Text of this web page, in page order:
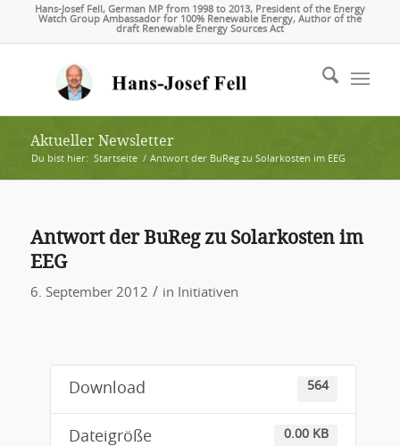
Hans-Josef Fell, German MP from 1998 to 2013, President of the Energy
Watch Group Ambassador for 100% Renewable Energy, Author of the
draft Renewable Energy Sources Act
Aktueller Newsletter
Du bist hier: Startseite / Antwort der BuReg zu Solarkosten im EEG
Antwort der BuReg zu Solarkosten im
EEG
6. September 2012 / in Initiativen
Download 564
Dateigröße 0.00 KB